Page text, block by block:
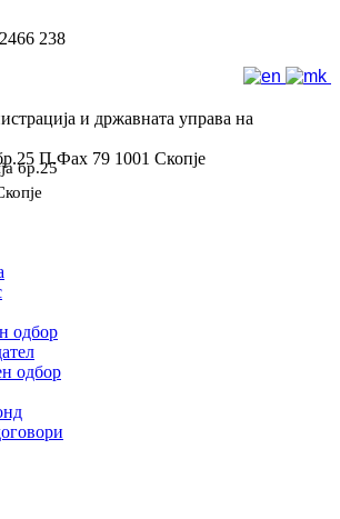
238
и државната управа на
П.Фах 79 1001 Скопје
бр.25
одбор
одбор